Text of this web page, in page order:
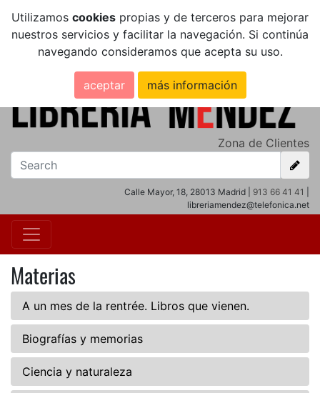
Utilizamos cookies propias y de terceros para mejorar
nuestros servicios y facilitar la navegación. Si continúa
navegando consideramos que acepta su uso.
aceptar más información
Zona de Clientes
Calle Mayor, 18, 28013 Madrid | 913 66 41 41
libreriamendez@telefonica.net
Materias
A un mes de la rentrée. Libros que vienen.
Biografías y memorias
Ciencia y naturaleza